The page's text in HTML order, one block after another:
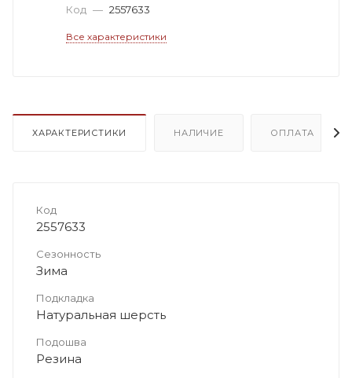
Код — 2557633
Все характеристики
ХАРАКТЕРИСТИКИ НАЛИЧИЕ ОПЛАТА
Код
2557633
Сезонность
Зима
Подкладка
Натуральная шерсть
Подошва
Резина